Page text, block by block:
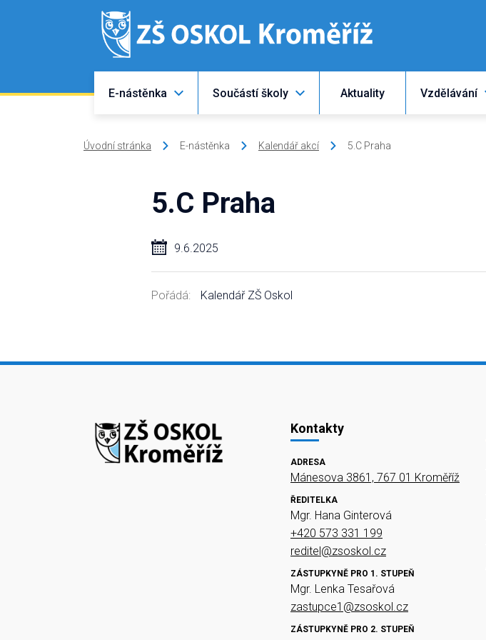
E-nástěnka Součástí školy Aktuality Vzdělávání
Úvodní stránka E-nástěnka Kalendář akcí 5.C Praha
5.C Praha
9.6.2025
Pořádá: Kalendář ZŠ Oskol
Kontakty
ADRESA
Mánesova 3861, 767 01 Kroměříž
ŘEDITELKA
Mgr. Hana Ginterová
+420 573 331 199
reditel@zsoskol.cz
ZÁSTUPKYNĚ PRO 1. STUPEŇ
Mgr. Lenka Tesařová
zastupce1@zsoskol.cz
ZÁSTUPKYNĚ PRO 2. STUPEŇ